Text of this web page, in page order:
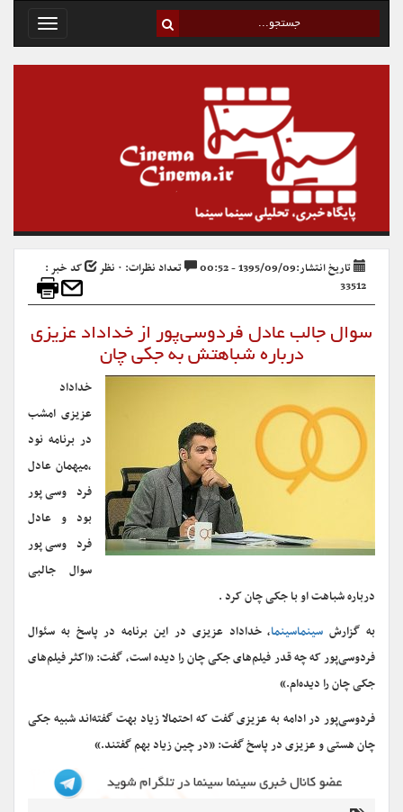
Toggle
تاریخ انتشار:1395/09/09 - 00:52 تعداد نظرات: ۰ نظر
کد خبر :
33512
سوال جالب عادل فردوسی‌پور از خداداد عزیزی
درباره شباهتش به جکی چان
خداداد
عزیزی امشب
در برنامه نود
،میهمان عادل
فردوسی پور
بود و عادل
فردوسی پور
سوال جالبی
درباره شباهت او با جکی چان کرد .
به گزارش سینماسینما، خداداد عزیزی در این برنامه در پاسخ به سئوال
فردوسی‌پور که چه قدر فیلم‌های جکی چان را دیده است، گفت: «اکثر فیلم‌های
جکی چان را دیده‌ام.»
فردوسی‌پور در ادامه به عزیزی گفت که احتمالا زیاد بهت گفته‌اند شبیه جکی
چان هستی و عزیزی در پاسخ گفت: «در چین زیاد بهم گفتند.»